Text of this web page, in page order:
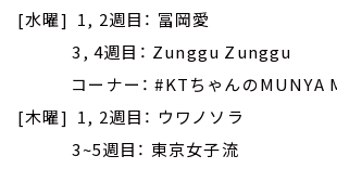
[水曜] 1, 2週目： 冨岡愛
3, 4週目： Zunggu Zunggu
コーナー： #KTちゃんのMUNYA
[木曜] 1, 2週目： ウワノソラ
3~5週目： 東京女子流